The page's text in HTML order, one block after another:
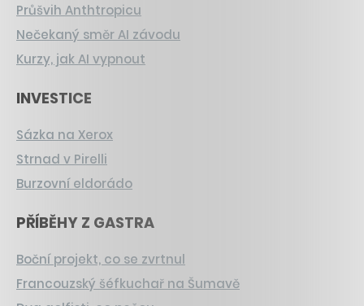
Průšvih Anthtropicu
Nečekaný směr AI závodu
Kurzy, jak AI vypnout
INVESTICE
Sázka na Xerox
Strnad v Pirelli
Burzovní eldorádo
PŘÍBĚHY Z GASTRA
Boční projekt, co se zvrtnul
Francouzský šéfkuchař na Šumavě